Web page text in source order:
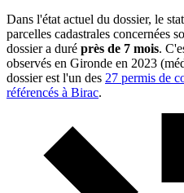
Dans l'état actuel du dossier, le
parcelles cadastrales concernées
dossier a duré près de 7 mois.
observés en Gironde en 2023
dossier est l'un des 27 permis de
référencés à Birac.